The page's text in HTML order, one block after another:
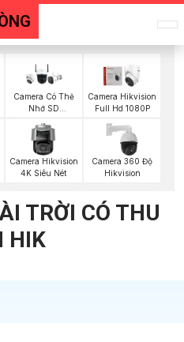
Camera Có Thẻ
Nhớ SD
Camera Hikvision
Full Hd 1080P
Camera Hikvision
4K Siêu Nét
Camera 360 Độ
Hikvision
TRỜI CÓ THU
HIK